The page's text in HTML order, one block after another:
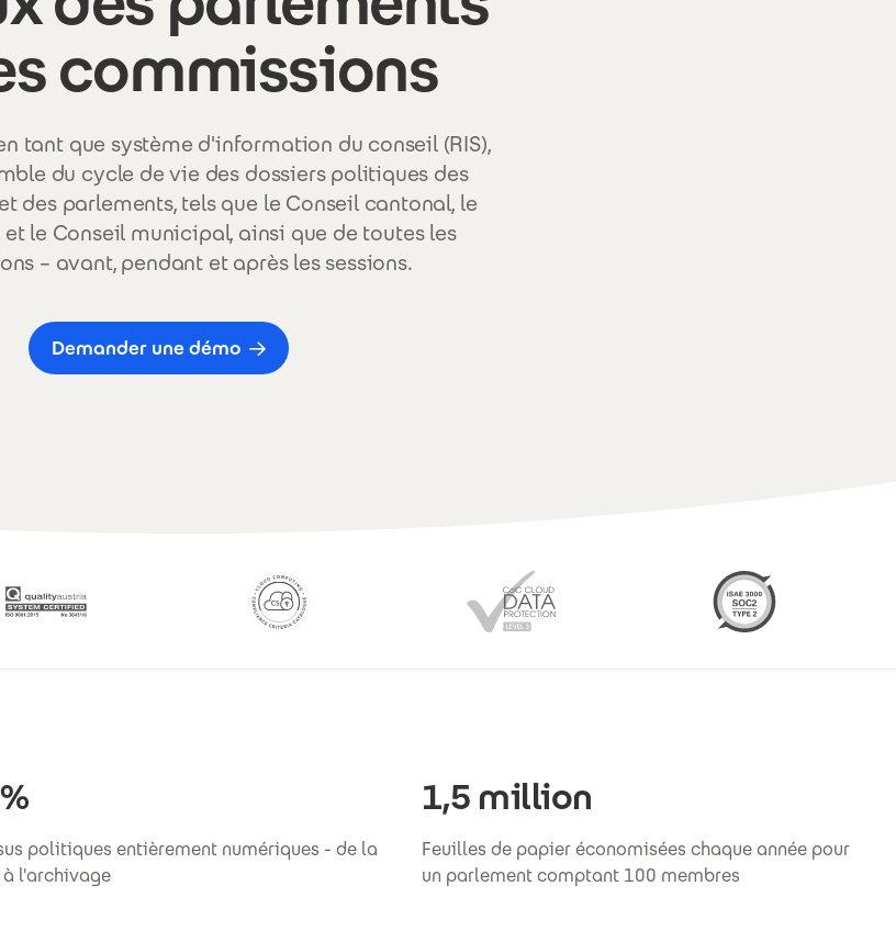
commissions
tant que système d'information du conseil (RIS),
du cycle de vie des dossiers politiques des
des parlements, tels que le Conseil cantonal, le
le Conseil municipal, ainsi que de toutes les
– avant, pendant et après les sessions.
Demander une démo
politiques entièrement numériques - de la
l'archivage
1,5 million
Feuilles de papier économisées chaque année pour
un parlement comptant 100 membres